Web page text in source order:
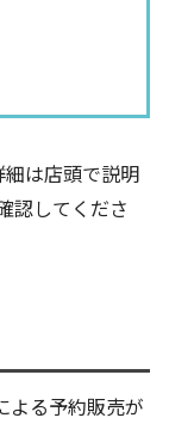
は店頭で説明
認してくださ
よる予約販売が